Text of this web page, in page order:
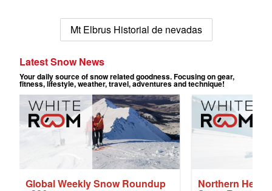
Mt Elbrus Historial de nevadas